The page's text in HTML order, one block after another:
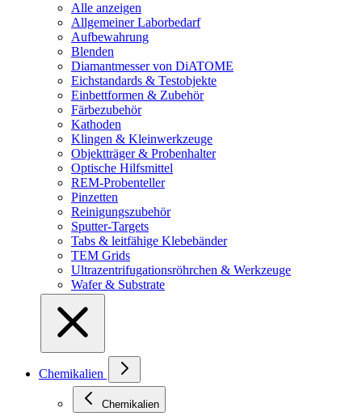
Alle anzeigen
Allgemeiner Laborbedarf
Aufbewahrung
Blenden
Diamantmesser von DiATOME
Eichstandards & Testobjekte
Einbettformen & Zubehör
Färbezubehör
Kathoden
Klingen & Kleinwerkzeuge
Objektträger & Probenhalter
Optische Hilfsmittel
REM-Probenteller
Pinzetten
Reinigungszubehör
Sputter-Targets
Tabs & leitfähige Klebebänder
TEM Grids
Ultrazentrifugationsröhrchen & Werkzeuge
Wafer & Substrate
Chemikalien
Chemikalien